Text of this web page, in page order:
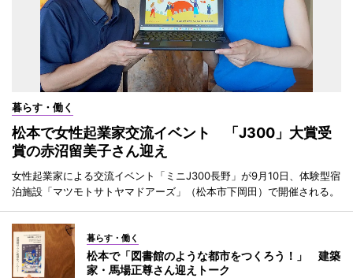
暮らす・働く
松本で女性起業家交流イベント 「J300」大賞受
賞の赤沼留美子さん迎え
女性起業家による交流イベント「ミニJ300長野」が9月10日、体験型宿
泊施設「マツモトサトヤマドアーズ」（松本市下岡田）で開催される。
暮らす・働く
松本で「図書館のような都市をつくろう！」 建築
家・馬場正尊さん迎えトーク